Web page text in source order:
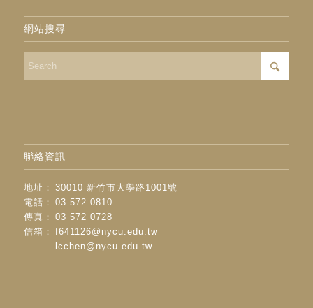
網站搜尋
聯絡資訊
地址：
30010 新竹市大學路1001號
電話：
03 572 0810
傳真：
03 572 0728
信箱：
f641126@nycu.edu.tw
lcchen@nycu.edu.tw